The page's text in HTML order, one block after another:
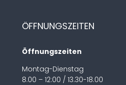
ÖFFNUNGSZEITEN
Öffnungszeiten
Montag-Dienstag
8.00 – 12:00 / 13.30-18.00